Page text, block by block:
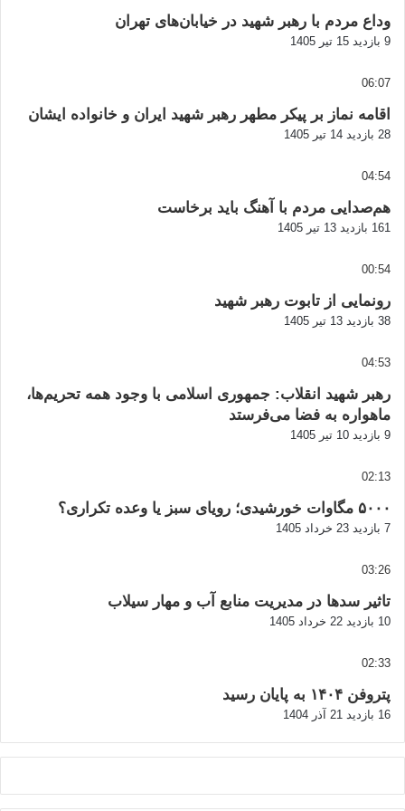
وداع مردم با رهبر شهید در خیابان‌های تهران
9 بازدید 15 تیر 1405
06:07
اقامه نماز بر پیکر مطهر رهبر شهید ایران و خانواده ایشان
28 بازدید 14 تیر 1405
04:54
هم‌صدایی مردم با آهنگ باید برخاست
161 بازدید 13 تیر 1405
00:54
رونمایی از تابوت رهبر شهید
38 بازدید 13 تیر 1405
04:53
رهبر شهید انقلاب: جمهوری اسلامی با وجود همه تحریم‌ها،
ماهواره به فضا می‌فرستد
9 بازدید 10 تیر 1405
02:13
۵۰۰۰ مگاوات خورشیدی؛ رویای سبز یا وعده تکراری؟
7 بازدید 23 خرداد 1405
03:26
تاثیر سدها در مدیریت منابع آب و مهار سیلاب
10 بازدید 22 خرداد 1405
02:33
پتروفن ۱۴۰۴ به پایان رسید
16 بازدید 21 آذر 1404